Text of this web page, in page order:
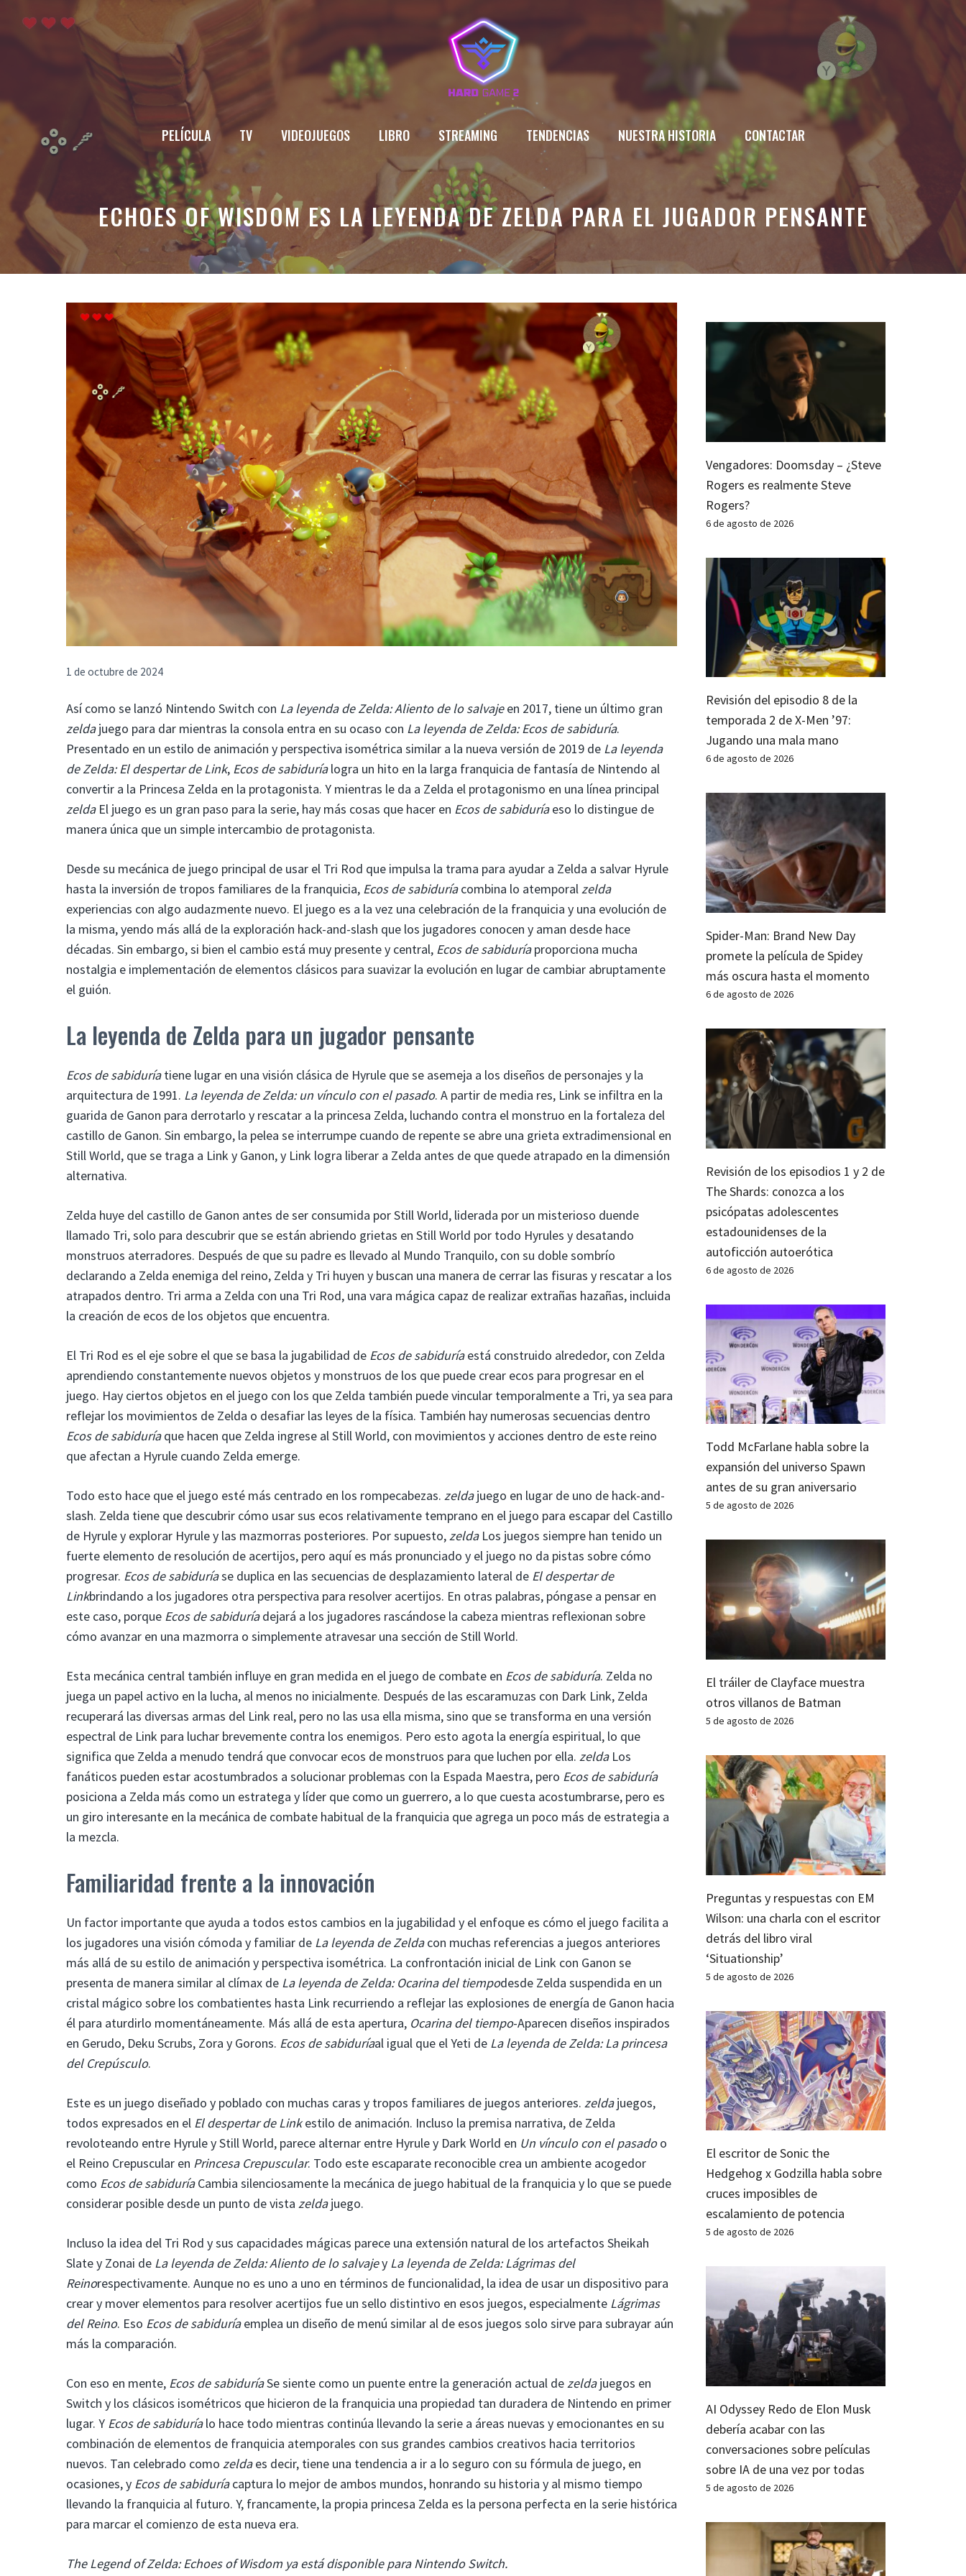
PELÍCULA TV VIDEOJUEGOS LIBRO STREAMING TENDENCIAS NUESTRA HISTORIA CONTACTAR
ECHOES OF WISDOM ES LA LEYENDA DE ZELDA PARA EL JUGADOR PENSANTE
1 de octubre de 2024
Así como se lanzó Nintendo Switch con La leyenda de Zelda: Aliento de lo salvajeen 2017, tiene un último gran
zeldajuego para dar mientras la consola entra en su ocaso con La leyenda de Zelda: Ecos de sabiduría.
Presentado en un estilo de animación y perspectiva isométrica similar a la nueva versión de 2019 de La leyenda
de Zelda: El despertar de Link, Ecos de sabiduríalogra un hito en la larga franquicia de fantasía de Nintendo al
convertir a la Princesa Zelda en la protagonista. Y mientras le da a Zelda el protagonismo en una línea principal
zeldaEl juego es un gran paso para la serie, hay más cosas que hacer en Ecos de sabiduríaeso lo distingue de
manera única que un simple intercambio de protagonista.
Desde su mecánica de juego principal de usar el Tri Rod que impulsa la trama para ayudar a Zelda a salvar Hyrule
hasta la inversión de tropos familiares de la franquicia, Ecos de sabiduríacombina lo atemporal zelda
experiencias con algo audazmente nuevo. El juego es a la vez una celebración de la franquicia y una evolución de
la misma, yendo más allá de la exploración hack-and-slash que los jugadores conocen y aman desde hace
décadas. Sin embargo, si bien el cambio está muy presente y central, Ecos de sabiduríaproporciona mucha
nostalgia e implementación de elementos clásicos para suavizar la evolución en lugar de cambiar abruptamente
el guión.
La leyenda de Zelda para un jugador pensante
Ecos de sabiduríatiene lugar en una visión clásica de Hyrule que se asemeja a los diseños de personajes y la
arquitectura de 1991. La leyenda de Zelda: un vínculo con el pasado. A partir de media res, Link se infiltra en la
guarida de Ganon para derrotarlo y rescatar a la princesa Zelda, luchando contra el monstruo en la fortaleza del
castillo de Ganon. Sin embargo, la pelea se interrumpe cuando de repente se abre una grieta extradimensional en
Still World, que se traga a Link y Ganon, y Link logra liberar a Zelda antes de que quede atrapado en la dimensión
alternativa.
Zelda huye del castillo de Ganon antes de ser consumida por Still World, liderada por un misterioso duende
llamado Tri, solo para descubrir que se están abriendo grietas en Still World por todo Hyrules y desatando
monstruos aterradores. Después de que su padre es llevado al Mundo Tranquilo, con su doble sombrío
declarando a Zelda enemiga del reino, Zelda y Tri huyen y buscan una manera de cerrar las fisuras y rescatar a los
atrapados dentro. Tri arma a Zelda con una Tri Rod, una vara mágica capaz de realizar extrañas hazañas, incluida
la creación de ecos de los objetos que encuentra.
El Tri Rod es el eje sobre el que se basa la jugabilidad de Ecos de sabiduríaestá construido alrededor, con Zelda
aprendiendo constantemente nuevos objetos y monstruos de los que puede crear ecos para progresar en el
juego. Hay ciertos objetos en el juego con los que Zelda también puede vincular temporalmente a Tri, ya sea para
reflejar los movimientos de Zelda o desafiar las leyes de la física. También hay numerosas secuencias dentro
Ecos de sabiduríaque hacen que Zelda ingrese al Still World, con movimientos y acciones dentro de este reino
que afectan a Hyrule cuando Zelda emerge.
Todo esto hace que el juego esté más centrado en los rompecabezas. zeldajuego en lugar de uno de hack-and-
slash. Zelda tiene que descubrir cómo usar sus ecos relativamente temprano en el juego para escapar del Castillo
de Hyrule y explorar Hyrule y las mazmorras posteriores. Por supuesto, zeldaLos juegos siempre han tenido un
fuerte elemento de resolución de acertijos, pero aquí es más pronunciado y el juego no da pistas sobre cómo
progresar. Ecos de sabiduríase duplica en las secuencias de desplazamiento lateral de El despertar de
Linkbrindando a los jugadores otra perspectiva para resolver acertijos. En otras palabras, póngase a pensar en
este caso, porque Ecos de sabiduríadejará a los jugadores rascándose la cabeza mientras reflexionan sobre
cómo avanzar en una mazmorra o simplemente atravesar una sección de Still World.
Esta mecánica central también influye en gran medida en el juego de combate en Ecos de sabiduría. Zelda no
juega un papel activo en la lucha, al menos no inicialmente. Después de las escaramuzas con Dark Link, Zelda
recuperará las diversas armas del Link real, pero no las usa ella misma, sino que se transforma en una versión
espectral de Link para luchar brevemente contra los enemigos. Pero esto agota la energía espiritual, lo que
significa que Zelda a menudo tendrá que convocar ecos de monstruos para que luchen por ella. zeldaLos
fanáticos pueden estar acostumbrados a solucionar problemas con la Espada Maestra, pero Ecos de sabiduría
posiciona a Zelda más como un estratega y líder que como un guerrero, a lo que cuesta acostumbrarse, pero es
un giro interesante en la mecánica de combate habitual de la franquicia que agrega un poco más de estrategia a
la mezcla.
Familiaridad frente a la innovación
Un factor importante que ayuda a todos estos cambios en la jugabilidad y el enfoque es cómo el juego facilita a
los jugadores una visión cómoda y familiar de La leyenda de Zeldacon muchas referencias a juegos anteriores
más allá de su estilo de animación y perspectiva isométrica. La confrontación inicial de Link con Ganon se
presenta de manera similar al clímax de La leyenda de Zelda: Ocarina del tiempodesde Zelda suspendida en un
cristal mágico sobre los combatientes hasta Link recurriendo a reflejar las explosiones de energía de Ganon hacia
él para aturdirlo momentáneamente. Más allá de esta apertura, Ocarina del tiempo-Aparecen diseños inspirados
en Gerudo, Deku Scrubs, Zora y Gorons. Ecos de sabiduríaal igual que el Yeti de La leyenda de Zelda: La princesa
del Crepúsculo.
Este es un juego diseñado y poblado con muchas caras y tropos familiares de juegos anteriores. zeldajuegos,
todos expresados ​​​​en el El despertar de Linkestilo de animación. Incluso la premisa narrativa, de Zelda
revoloteando entre Hyrule y Still World, parece alternar entre Hyrule y Dark World en Un vínculo con el pasadoo
el Reino Crepuscular en Princesa Crepuscular. Todo este escaparate reconocible crea un ambiente acogedor
como Ecos de sabiduríaCambia silenciosamente la mecánica de juego habitual de la franquicia y lo que se puede
considerar posible desde un punto de vista zeldajuego.
Incluso la idea del Tri Rod y sus capacidades mágicas parece una extensión natural de los artefactos Sheikah
Slate y Zonai de La leyenda de Zelda: Aliento de lo salvajey La leyenda de Zelda: Lágrimas del
Reinorespectivamente. Aunque no es uno a uno en términos de funcionalidad, la idea de usar un dispositivo para
crear y mover elementos para resolver acertijos fue un sello distintivo en esos juegos, especialmente Lágrimas
del Reino. Eso Ecos de sabiduríaemplea un diseño de menú similar al de esos juegos solo sirve para subrayar aún
más la comparación.
Con eso en mente, Ecos de sabiduríaSe siente como un puente entre la generación actual de zeldajuegos en
Switch y los clásicos isométricos que hicieron de la franquicia una propiedad tan duradera de Nintendo en primer
lugar. Y Ecos de sabiduríalo hace todo mientras continúa llevando la serie a áreas nuevas y emocionantes en su
combinación de elementos de franquicia atemporales con sus grandes cambios creativos hacia territorios
nuevos. Tan celebrado como zeldaes decir, tiene una tendencia a ir a lo seguro con su fórmula de juego, en
ocasiones, y Ecos de sabiduríacaptura lo mejor de ambos mundos, honrando su historia y al mismo tiempo
llevando la franquicia al futuro. Y, francamente, la propia princesa Zelda es la persona perfecta en la serie histórica
para marcar el comienzo de esta nueva era.
The Legend of Zelda: Echoes of Wisdom ya está disponible para Nintendo Switch.
Vengadores: Doomsday – ¿Steve
Rogers es realmente Steve
Rogers?
6 de agosto de 2026
Revisión del episodio 8 de la
temporada 2 de X-Men ’97:
Jugando una mala mano
6 de agosto de 2026
Spider-Man: Brand New Day
promete la película de Spidey
más oscura hasta el momento
6 de agosto de 2026
Revisión de los episodios 1 y 2 de
The Shards: conozca a los
psicópatas adolescentes
estadounidenses de la
autoficción autoerótica
6 de agosto de 2026
Todd McFarlane habla sobre la
expansión del universo Spawn
antes de su gran aniversario
5 de agosto de 2026
El tráiler de Clayface muestra
otros villanos de Batman
5 de agosto de 2026
Preguntas y respuestas con EM
Wilson: una charla con el escritor
detrás del libro viral
‘Situationship’
5 de agosto de 2026
El escritor de Sonic the
Hedgehog x Godzilla habla sobre
cruces imposibles de
escalamiento de potencia
5 de agosto de 2026
AI Odyssey Redo de Elon Musk
debería acabar con las
conversaciones sobre películas
sobre IA de una vez por todas
5 de agosto de 2026